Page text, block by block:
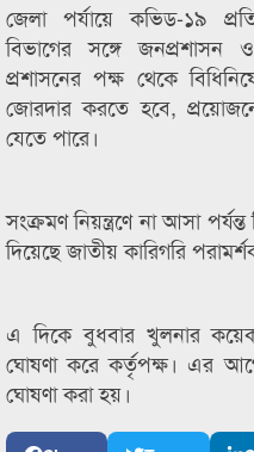
জেলা পর্যায়ে কভিড-১৯
বিভাগের সঙ্গে জনপ্রশাসন
প্রশাসনের পক্ষ থেকে
জোরদার করতে হবে,
যেতে পারে।
সংক্রমণ নিয়ন্ত্রণে না আসা
দিয়েছে জাতীয় কারিগরি
এ দিকে বুধবার খুলনার
ঘোষণা করে কর্তৃপক্ষ। এর
ঘোষণা করা হয়।